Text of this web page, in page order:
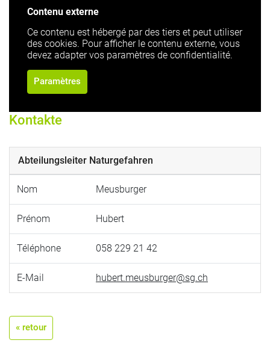
Contenu externe
Ce contenu est hébergé par des tiers et peut utiliser
des cookies. Pour afficher le contenu externe, vous
devez adapter vos paramètres de confidentialité.
Paramètres
Kontakte
Abteilungsleiter Naturgefahren
Nom Meusburger
Prénom Hubert
Téléphone 058 229 21 42
E-Mail hubert.meusburger@sg.ch
« retour